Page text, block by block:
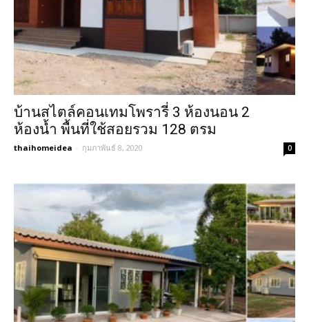
บ้านสไตล์คอนเทมโพรารี่ 3 ห้องนอน 2
ห้องน้ำ พื้นที่ใช้สอยรวม 128 ตรม
thaihomeidea - กุมภาพันธ์ 8, 2020 0